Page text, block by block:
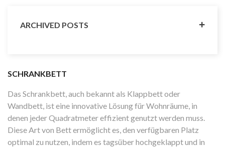
ARCHIVED POSTS
SCHRANKBETT
Das Schrankbett, auch bekannt als Klappbett oder
Wandbett, ist eine innovative Lösung für Wohnräume, in
denen jeder Quadratmeter effizient genutzt werden muss.
Diese Art von Bett ermöglicht es, den verfügbaren Platz
optimal zu nutzen, indem es tagsüber hochgeklappt und in